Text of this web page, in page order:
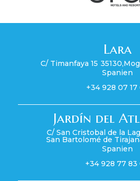
Lara
C/ Timanfaya 15 35130,
Spanien
+34 928 07 17
Jardín del
C/ San Cristobal de la
San Bartolomé de
Spanien
+34 928 77 83